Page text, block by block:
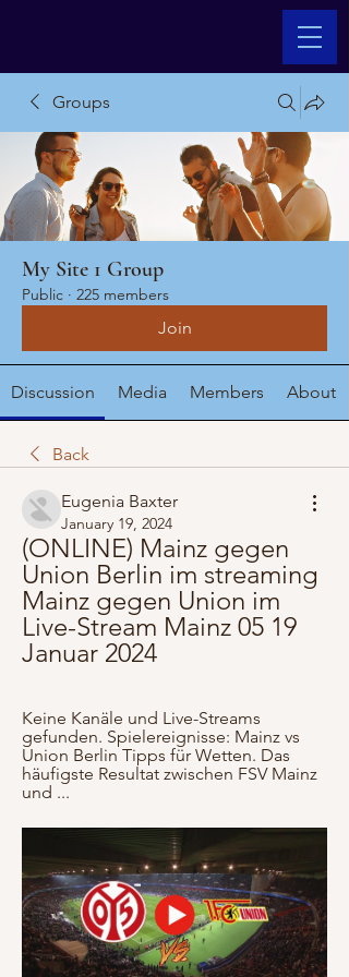
Groups
My Site 1 Group
Public · 225 members
Join
Discussion Media Members About
Back
Eugenia Baxter
January 19, 2024
(ONLINE) Mainz gegen
Union Berlin im streaming
Mainz gegen Union im
Live-Stream Mainz 05 19
Januar 2024
Keine Kanäle und Live-Streams
gefunden. Spielereignisse: Mainz vs
Union Berlin Tipps für Wetten. Das
häufigste Resultat zwischen FSV Mainz
und ...